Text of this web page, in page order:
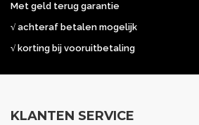
Met geld terug garantie
√ achteraf betalen mogelijk
√ korting bij vooruitbetaling
KLANTEN SERVICE